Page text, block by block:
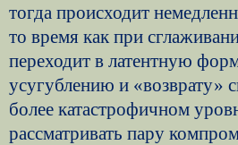
тогда происходит
то время как при
переходит в латентную
усугублению и «возврату»
более катастрофичном
рассматривать пару